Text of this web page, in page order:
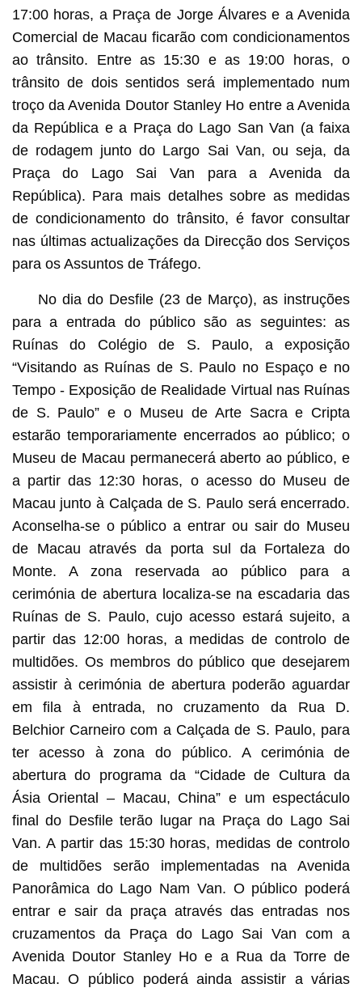
17:00 horas, a Praça de Jorge Álvares e a Avenida
Comercial de Macau ficarão com condicionamentos
ao trânsito. Entre as 15:30 e as 19:00 horas, o
trânsito de dois sentidos será implementado num
troço da Avenida Doutor Stanley Ho entre a Avenida
da República e a Praça do Lago San Van (a faixa
de rodagem junto do Largo Sai Van, ou seja, da
Praça do Lago Sai Van para a Avenida da
República). Para mais detalhes sobre as medidas
de condicionamento do trânsito, é favor consultar
nas últimas actualizações da Direcção dos Serviços
para os Assuntos de Tráfego.
No dia do Desfile (23 de Março), as instruções
para a entrada do público são as seguintes: as
Ruínas do Colégio de S. Paulo, a exposição
“Visitando as Ruínas de S. Paulo no Espaço e no
Tempo - Exposição de Realidade Virtual nas Ruínas
de S. Paulo” e o Museu de Arte Sacra e Cripta
estarão temporariamente encerrados ao público; o
Museu de Macau permanecerá aberto ao público, e
a partir das 12:30 horas, o acesso do Museu de
Macau junto à Calçada de S. Paulo será encerrado.
Aconselha-se o público a entrar ou sair do Museu
de Macau através da porta sul da Fortaleza do
Monte. A zona reservada ao público para a
cerimónia de abertura localiza-se na escadaria das
Ruínas de S. Paulo, cujo acesso estará sujeito, a
partir das 12:00 horas, a medidas de controlo de
multidões. Os membros do público que desejarem
assistir à cerimónia de abertura poderão aguardar
em fila à entrada, no cruzamento da Rua D.
Belchior Carneiro com a Calçada de S. Paulo, para
ter acesso à zona do público. A cerimónia de
abertura do programa da “Cidade de Cultura da
Ásia Oriental – Macau, China” e um espectáculo
final do Desfile terão lugar na Praça do Lago Sai
Van. A partir das 15:30 horas, medidas de controlo
de multidões serão implementadas na Avenida
Panorâmica do Lago Nam Van. O público poderá
entrar e sair da praça através das entradas nos
cruzamentos da Praça do Lago Sai Van com a
Avenida Doutor Stanley Ho e a Rua da Torre de
Macau. O público poderá ainda assistir a várias